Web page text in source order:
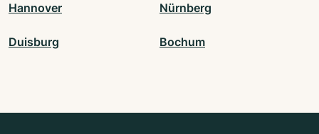
Hannover Nürnberg
Duisburg Bochum